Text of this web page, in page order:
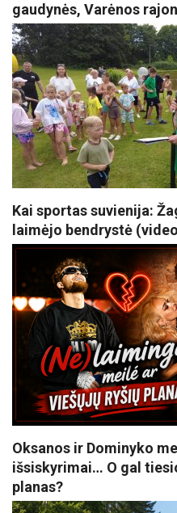
gaudynės, Varėnos
Kai sportas suvienija:
laimėjo bendrystė
Oksanos ir Dominyko
išsiskyrimai… O gal
planas?